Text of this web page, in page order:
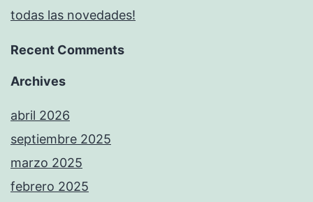
todas las novedades!
Recent Comments
Archives
abril 2026
septiembre 2025
marzo 2025
febrero 2025